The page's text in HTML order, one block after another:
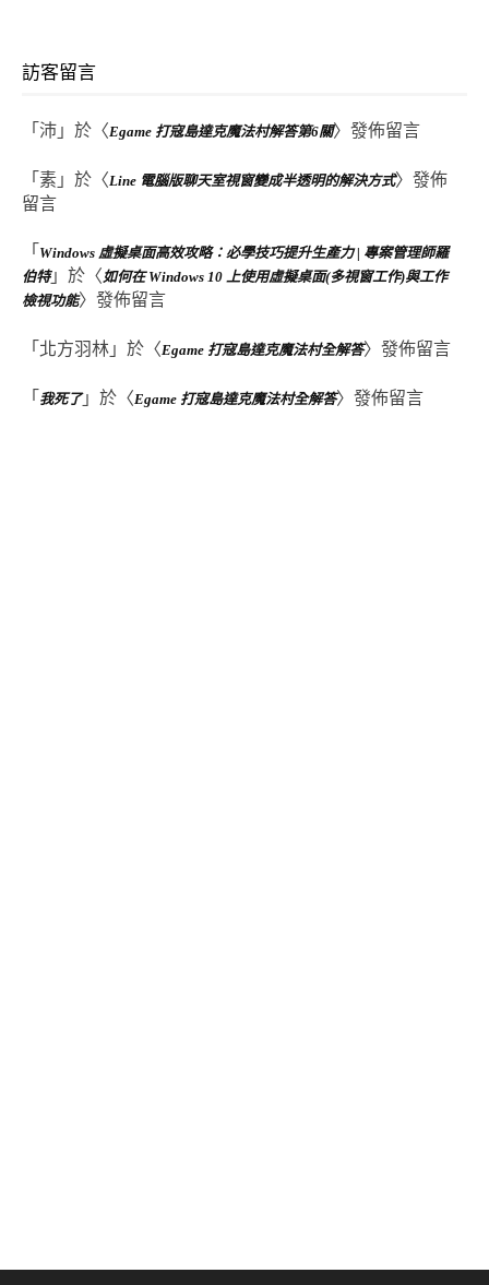
訪客留言
「 沛 」於〈Egame 打寇島達克魔法村解答第6關〉發佈留言
「 素 」於〈Line 電腦版聊天室視窗變成半透明的解決方式〉發佈
留言
「 Windows 虛擬桌面高效攻略：必學技巧提升生產力 | 專案管理師羅
伯特」於〈如何在 Windows 10 上使用虛擬桌面(多視窗工作)與工作
檢視功能〉發佈留言
「 北方羽林 」於〈Egame 打寇島達克魔法村全解答〉發佈留言
「 我死了」於〈Egame 打寇島達克魔法村全解答〉發佈留言